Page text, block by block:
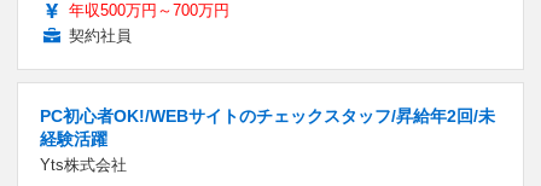
年収500万円～700万円
契約社員
PC初心者OK!/WEBサイトのチェックスタッフ/昇給年2回/未
経験活躍
Yts株式会社